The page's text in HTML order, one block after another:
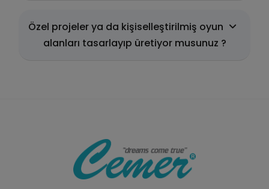
Özel projeler ya da kişiselleştirilmiş oyun
alanları tasarlayıp üretiyor musunuz ?